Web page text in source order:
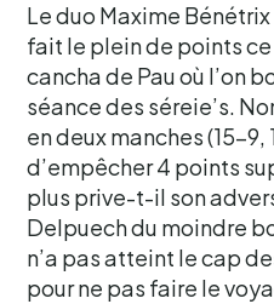
Le duo Maxime
fait le plein de points
cancha de Pau où l’on
séance des séreie’s.
en deux manches (15-9,
d’empêcher 4 points
plus prive-t-il son
Delpuech du moindre
n’a pas atteint le cap
pour ne pas faire le